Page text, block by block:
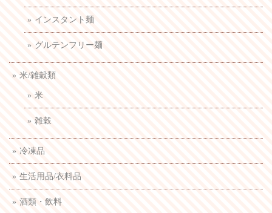
インスタント麺
グルテンフリー麺
米/雑穀類
米
雑穀
冷凍品
生活用品/衣料品
酒類・飲料